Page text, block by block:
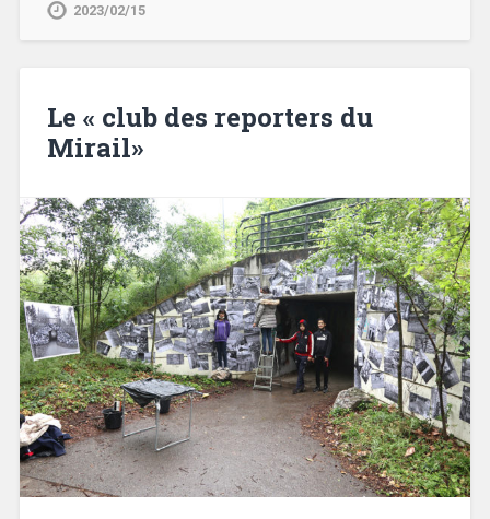
2023/02/15
Le « club des reporters du
Mirail»